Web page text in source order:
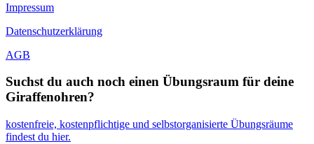
Impressum
Datenschutzerklärung
AGB
Suchst du auch noch einen Übungsraum für deine
Giraffenohren?
kostenfreie, kostenpflichtige und selbstorganisierte Übungsräume
findest du hier.